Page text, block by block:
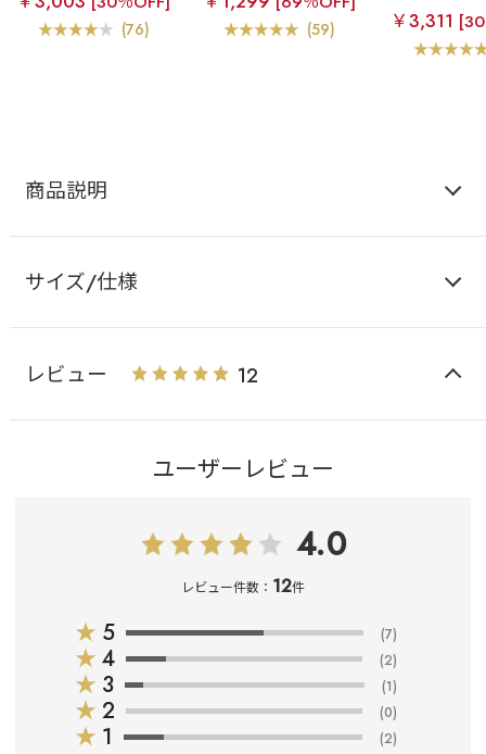
ック ブラトップ ノンワ
イヤー 超盛ブラ(R) 単品
ブラジャー
(76)
ック ブラトップ ノンワ
イヤー 超盛ブラ(R) 単品
ブラジャー
(59)
ホックブラ
ントホック
ノンワイヤ
(R) 単品ブ
￥3,311
商品説明
サイズ/仕様
レビュー 12
ユーザーレビュー
4.0
レビュー件数： 12件
★ 5 (7)
★ 4 (2)
★ 3 (1)
★ 2 (0)
★ 1 (2)